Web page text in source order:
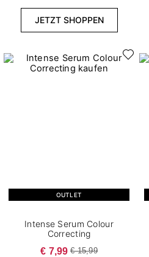
JETZT SHOPPEN
OUTLET
Intense Serum Colour
Correcting
€ 7,99 € 15,99